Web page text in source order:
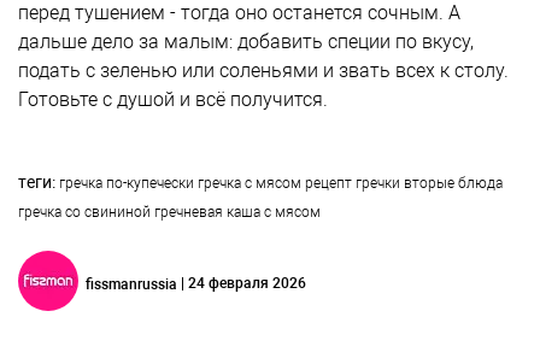
перед тушением - тогда оно останется сочным. А
дальше дело за малым: добавить специи по вкусу,
подать с зеленью или соленьями и звать всех к столу.
Готовьте с душой и всё получится.
теги: гречка по-купечески гречка с мясом рецепт гречки вторые блюда
гречка со свининой гречневая каша с мясом
fissmanrussia | 24 февраля 2026